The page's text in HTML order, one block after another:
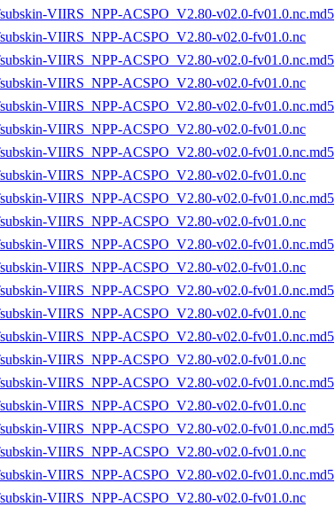
VIIRS_NPP-ACSPO_V2.80-v02.0-fv01.0.nc.md5
VIIRS_NPP-ACSPO_V2.80-v02.0-fv01.0.nc
VIIRS_NPP-ACSPO_V2.80-v02.0-fv01.0.nc.md5
VIIRS_NPP-ACSPO_V2.80-v02.0-fv01.0.nc
VIIRS_NPP-ACSPO_V2.80-v02.0-fv01.0.nc.md5
VIIRS_NPP-ACSPO_V2.80-v02.0-fv01.0.nc
VIIRS_NPP-ACSPO_V2.80-v02.0-fv01.0.nc.md5
VIIRS_NPP-ACSPO_V2.80-v02.0-fv01.0.nc
VIIRS_NPP-ACSPO_V2.80-v02.0-fv01.0.nc.md5
VIIRS_NPP-ACSPO_V2.80-v02.0-fv01.0.nc
VIIRS_NPP-ACSPO_V2.80-v02.0-fv01.0.nc.md5
VIIRS_NPP-ACSPO_V2.80-v02.0-fv01.0.nc
VIIRS_NPP-ACSPO_V2.80-v02.0-fv01.0.nc.md5
VIIRS_NPP-ACSPO_V2.80-v02.0-fv01.0.nc
VIIRS_NPP-ACSPO_V2.80-v02.0-fv01.0.nc.md5
VIIRS_NPP-ACSPO_V2.80-v02.0-fv01.0.nc
VIIRS_NPP-ACSPO_V2.80-v02.0-fv01.0.nc.md5
VIIRS_NPP-ACSPO_V2.80-v02.0-fv01.0.nc
VIIRS_NPP-ACSPO_V2.80-v02.0-fv01.0.nc.md5
VIIRS_NPP-ACSPO_V2.80-v02.0-fv01.0.nc
VIIRS_NPP-ACSPO_V2.80-v02.0-fv01.0.nc.md5
VIIRS_NPP-ACSPO_V2.80-v02.0-fv01.0.nc